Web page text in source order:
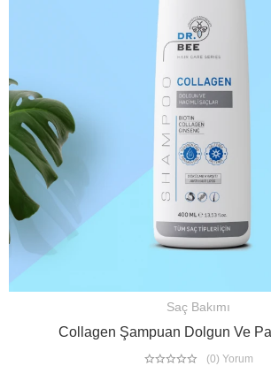
Saç Bakımı
Collagen Şampuan Dolgun Ve
(0) Yorum